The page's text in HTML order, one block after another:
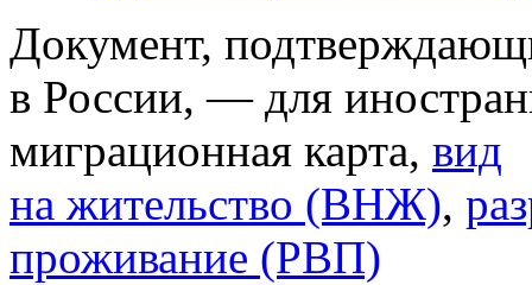
Документ,
в России, — для
миграционная карта, вид
на жительство (ВНЖ),
проживание (РВП)